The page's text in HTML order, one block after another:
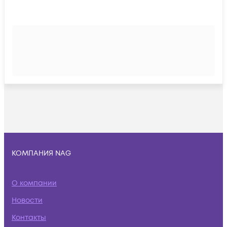
КОМПАНИЯ NAG
О компании
Новости
Контакты